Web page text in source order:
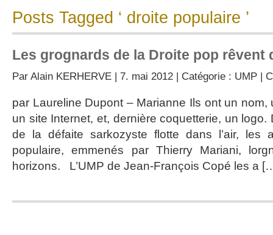
Posts Tagged ‘ droite populaire ’
Les grognards de la Droite pop rêvent
Par Alain KERHERVE | 7. mai 2012 | Catégorie : UMP |
par Laureline Dupont – Marianne Ils ont un
un site Internet, et, dernière coquetterie, un logo.
de la défaite sarkozyste flotte dans l’air, les
populaire, emmenés par Thierry Mariani,
horizons. L’UMP de Jean-François Copé les a